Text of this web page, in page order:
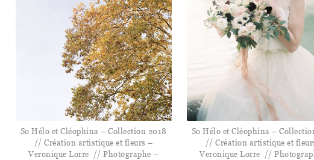
So Hélo et Cléophina – Collection 2018
// Création artistique et fleurs –
Veronique Lorre // Photographe –
So Hélo et Cléophina –
// Création artistique et
Veronique Lorre //